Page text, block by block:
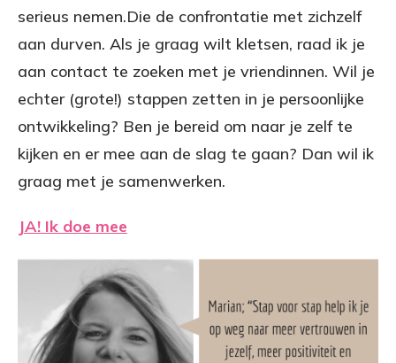
serieus nemen.Die de confrontatie met zichzelf
aan durven. Als je graag wilt kletsen, raad ik je
aan contact te zoeken met je vriendinnen. Wil je
echter (grote!) stappen zetten in je persoonlijke
ontwikkeling? Ben je bereid om naar je zelf te
kijken en er mee aan de slag te gaan? Dan wil ik
graag met je samenwerken.
JA! Ik doe mee